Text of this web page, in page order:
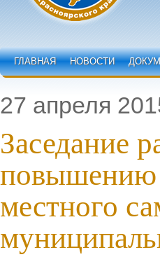
ГЛАВНАЯ НОВОСТИ
27 апреля
Заседание
повышению
местного